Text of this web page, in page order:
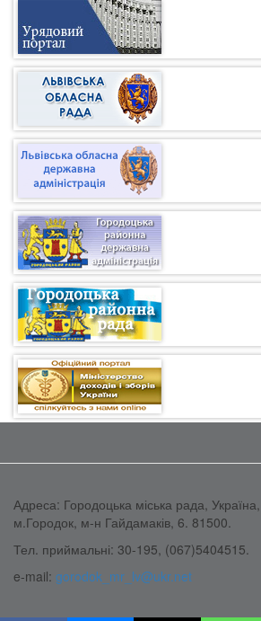
Адреса: Городоцька міська рада, Україна,
м.Городок, м-н Гайдамаків, 6. 81500.
Тел. приймальні: 30-195, (067)5404515.
e-mail: gorodok_mr_lv@ukr.net